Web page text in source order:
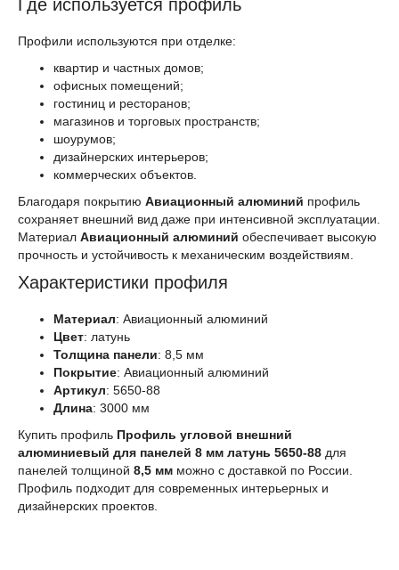
Где используется профиль
Профили используются при отделке:
квартир и частных домов;
офисных помещений;
гостиниц и ресторанов;
магазинов и торговых пространств;
шоурумов;
дизайнерских интерьеров;
коммерческих объектов.
Благодаря покрытию Авиационный алюминий профиль
сохраняет внешний вид даже при интенсивной эксплуатации.
Материал Авиационный алюминий обеспечивает высокую
прочность и устойчивость к механическим воздействиям.
Характеристики профиля
Материал: Авиационный алюминий
Цвет: латунь
Толщина панели: 8,5 мм
Покрытие: Авиационный алюминий
Артикул: 5650-88
Длина: 3000 мм
Купить профиль Профиль угловой внешний
алюминиевый для панелей 8 мм латунь 5650-88 для
панелей толщиной 8,5 мм можно с доставкой по России.
Профиль подходит для современных интерьерных и
дизайнерских проектов.